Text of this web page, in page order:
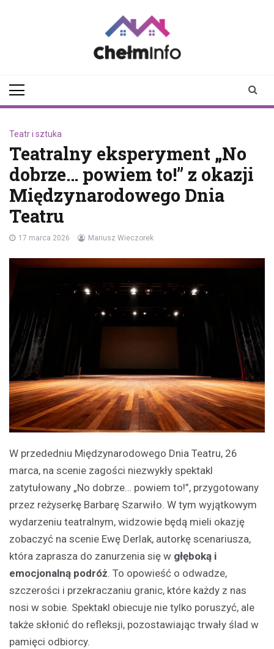
Teatr i sztuka
Teatralny eksperyment „No
dobrze… powiem to!” z okazji
Międzynarodowego Dnia
Teatru
17 marca 2026 Mariusz Wieczorek
W przededniu Międzynarodowego Dnia Teatru, 26
marca, na scenie zagości niezwykły spektakl
zatytułowany „No dobrze… powiem to!”, przygotowany
przez reżyserkę Barbarę Szarwiło. W tym wyjątkowym
wydarzeniu teatralnym, widzowie będą mieli okazję
zobaczyć na scenie Ewę Derlak, autorkę scenariusza,
która zaprasza do zanurzenia się w głęboką i
emocjonalną podróż. To opowieść o odwadze,
szczerości i przekraczaniu granic, które każdy z nas
nosi w sobie. Spektakl obiecuje nie tylko poruszyć, ale
także skłonić do refleksji, pozostawiając trwały ślad w
pamięci odbiorcy.